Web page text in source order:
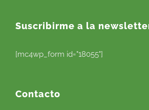
Suscribirme a la
[mc4wp_form id="18055"]
Contacto